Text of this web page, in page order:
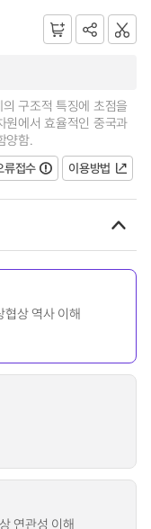
구조적 특징에 초점을
원에서 효율적인 중국과
양함.
류접수
이용방법
협상 역사 이해
연관성 이해